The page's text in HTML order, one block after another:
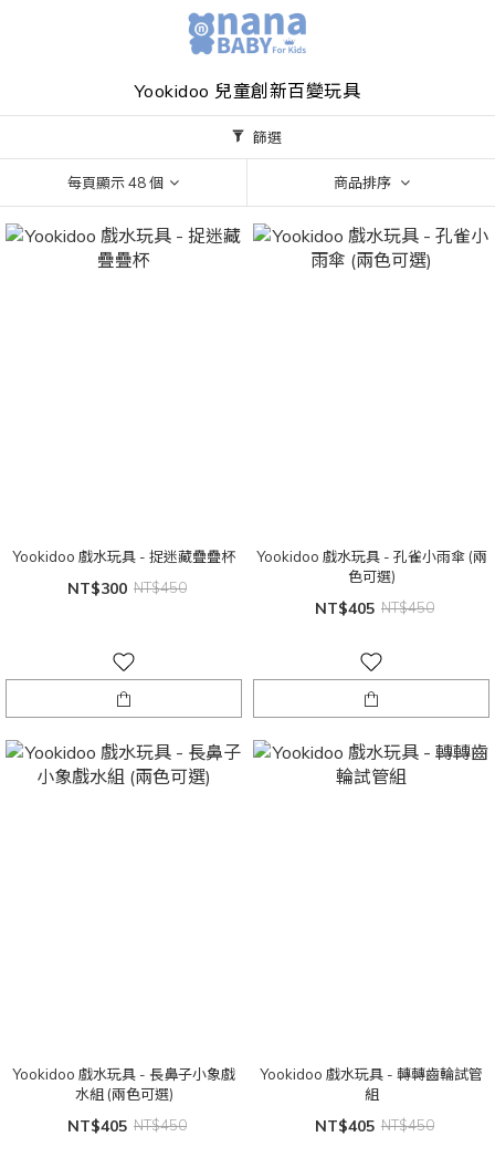
Yookidoo 兒童創新百變玩具
篩選
每頁顯示 48 個 商品排序
Yookidoo 戲水玩具 - 捉迷藏疊疊杯
NT$300 NT$450
Yookidoo 戲水玩具 - 孔雀小雨傘 (兩
色可選)
NT$405 NT$450
Yookidoo 戲水玩具 - 長鼻子小象戲
水組 (兩色可選)
NT$405 NT$450
Yookidoo 戲水玩具 - 轉轉齒輪試管
組
NT$405 NT$450